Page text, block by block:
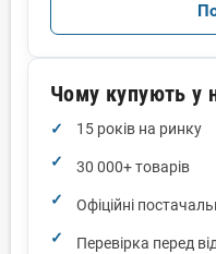
Чому купують у
15 років на ринку
30 000+ товарів
Офіційні
Перевірка перед